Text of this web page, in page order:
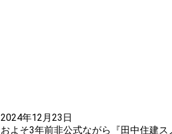
2024年12月23日
およそ3年前非公式ながら『田中住建